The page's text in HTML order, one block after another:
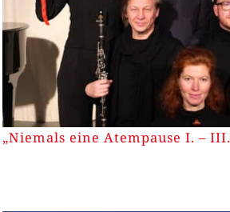
„Niemals eine Atempause I. – III.